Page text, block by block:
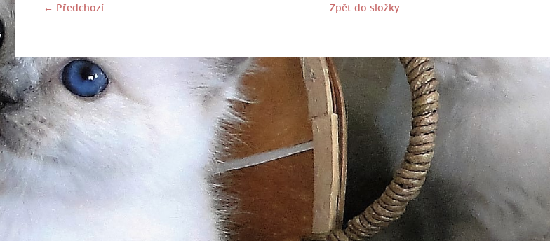
← Předchozí Zpět do složky